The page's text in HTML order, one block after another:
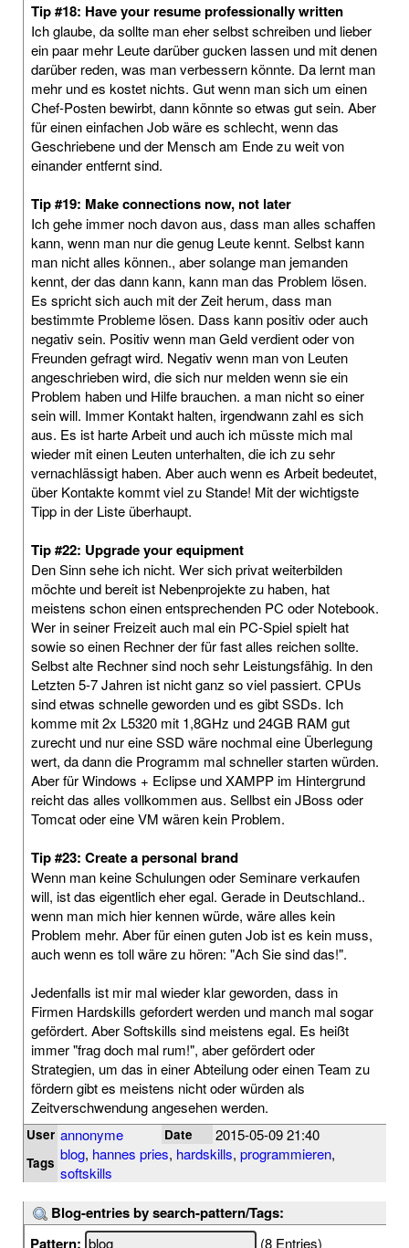
Tip #18: Have your resume professionally written
Ich glaube, da sollte man eher selbst schreiben und lieber
ein paar mehr Leute darüber gucken lassen und mit denen
darüber reden, was man verbessern könnte. Da lernt man
mehr und es kostet nichts. Gut wenn man sich um einen
Chef-Posten bewirbt, dann könnte so etwas gut sein. Aber
für einen einfachen Job wäre es schlecht, wenn das
Geschriebene und der Mensch am Ende zu weit von
einander entfernt sind.
Tip #19: Make connections now, not later
Ich gehe immer noch davon aus, dass man alles schaffen
kann, wenn man nur die genug Leute kennt. Selbst kann
man nicht alles können., aber solange man jemanden
kennt, der das dann kann, kann man das Problem lösen.
Es spricht sich auch mit der Zeit herum, dass man
bestimmte Probleme lösen. Dass kann positiv oder auch
negativ sein. Positiv wenn man Geld verdient oder von
Freunden gefragt wird. Negativ wenn man von Leuten
angeschrieben wird, die sich nur melden wenn sie ein
Problem haben und Hilfe brauchen. a man nicht so einer
sein will. Immer Kontakt halten, irgendwann zahl es sich
aus. Es ist harte Arbeit und auch ich müsste mich mal
wieder mit einen Leuten unterhalten, die ich zu sehr
vernachlässigt haben. Aber auch wenn es Arbeit bedeutet,
über Kontakte kommt viel zu Stande! Mit der wichtigste
Tipp in der Liste überhaupt.
Tip #22: Upgrade your equipment
Den Sinn sehe ich nicht. Wer sich privat weiterbilden
möchte und bereit ist Nebenprojekte zu haben, hat
meistens schon einen entsprechenden PC oder Notebook.
Wer in seiner Freizeit auch mal ein PC-Spiel spielt hat
sowie so einen Rechner der für fast alles reichen sollte.
Selbst alte Rechner sind noch sehr Leistungsfähig. In den
Letzten 5-7 Jahren ist nicht ganz so viel passiert. CPUs
sind etwas schnelle geworden und es gibt SSDs. Ich
komme mit 2x L5320 mit 1,8GHz und 24GB RAM gut
zurecht und nur eine SSD wäre nochmal eine Überlegung
wert, da dann die Programm mal schneller starten würden.
Aber für Windows + Eclipse und XAMPP im Hintergrund
reicht das alles vollkommen aus. Sellbst ein JBoss oder
Tomcat oder eine VM wären kein Problem.
Tip #23: Create a personal brand
Wenn man keine Schulungen oder Seminare verkaufen
will, ist das eigentlich eher egal. Gerade in Deutschland..
wenn man mich hier kennen würde, wäre alles kein
Problem mehr. Aber für einen guten Job ist es kein muss,
auch wenn es toll wäre zu hören: "Ach Sie sind das!".
Jedenfalls ist mir mal wieder klar geworden, dass in
Firmen Hardskills gefordert werden und manch mal sogar
gefördert. Aber Softskills sind meistens egal. Es heißt
immer "frag doch mal rum!", aber gefördert oder
Strategien, um das in einer Abteilung oder einen Team zu
fördern gibt es meistens nicht oder würden als
Zeitverschwendung angesehen werden.
User annonyme Date 2015-05-09 21:40
Tags blog, hannes pries, hardskills, programmieren,
softskills
Blog-entries by search-pattern/Tags:
Pattern:
(8 Entries)